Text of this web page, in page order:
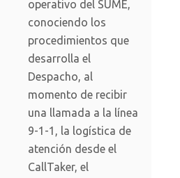
operativo del SUME,
conociendo los
procedimientos que
desarrolla el
Despacho, al
momento de recibir
una llamada a la línea
9-1-1, la logística de
atención desde el
CallTaker, el